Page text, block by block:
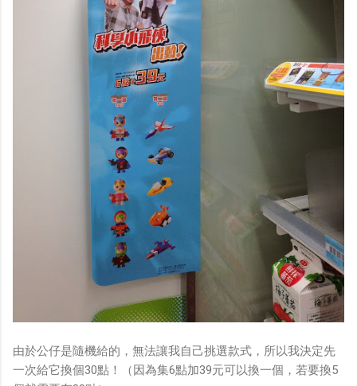
由於公仔是隨機給的，無法讓我自己挑選款式，所以我決定先
一次給它換個30點！（因為集6點加39元可以換一個，若要換5